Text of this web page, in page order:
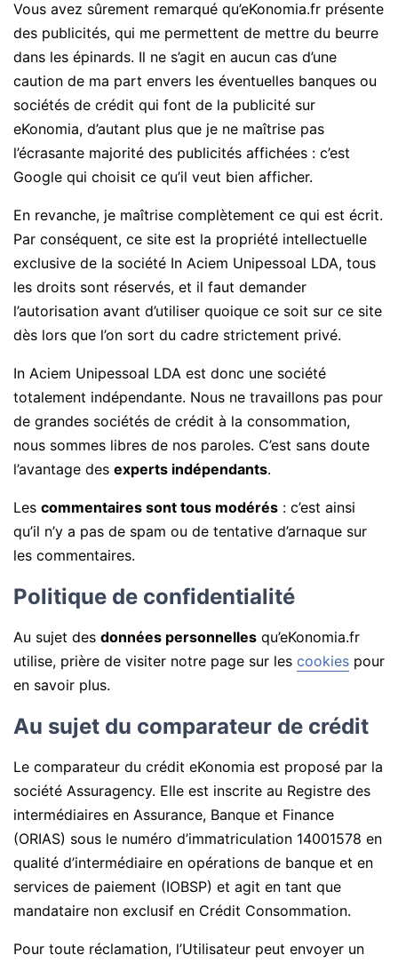
Vous avez sûrement remarqué qu’eKonomia.fr présente
des publicités, qui me permettent de mettre du beurre
dans les épinards. Il ne s’agit en aucun cas d’une
caution de ma part envers les éventuelles banques ou
sociétés de crédit qui font de la publicité sur
eKonomia, d’autant plus que je ne maîtrise pas
l’écrasante majorité des publicités affichées : c’est
Google qui choisit ce qu’il veut bien afficher.
En revanche, je maîtrise complètement ce qui est écrit.
Par conséquent, ce site est la propriété intellectuelle
exclusive de la société In Aciem Unipessoal LDA, tous
les droits sont réservés, et il faut demander
l’autorisation avant d’utiliser quoique ce soit sur ce site
dès lors que l’on sort du cadre strictement privé.
In Aciem Unipessoal LDA est donc une société
totalement indépendante. Nous ne travaillons pas pour
de grandes sociétés de crédit à la consommation,
nous sommes libres de nos paroles. C’est sans doute
l’avantage des experts indépendants.
Les commentaires sont tous modérés : c’est ainsi
qu’il n’y a pas de spam ou de tentative d’arnaque sur
les commentaires.
Politique de confidentialité
Au sujet des données personnelles qu’eKonomia.fr
utilise, prière de visiter notre page sur les cookies pour
en savoir plus.
Au sujet du comparateur de crédit
Le comparateur du crédit eKonomia est proposé par la
société Assuragency. Elle est inscrite au Registre des
intermédiaires en Assurance, Banque et Finance
(ORIAS) sous le numéro d’immatriculation 14001578 en
qualité d’intermédiaire en opérations de banque et en
services de paiement (IOBSP) et agit en tant que
mandataire non exclusif en Crédit Consommation.
Pour toute réclamation, l’Utilisateur peut envoyer un